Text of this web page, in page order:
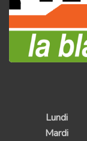
Lundi
Mardi